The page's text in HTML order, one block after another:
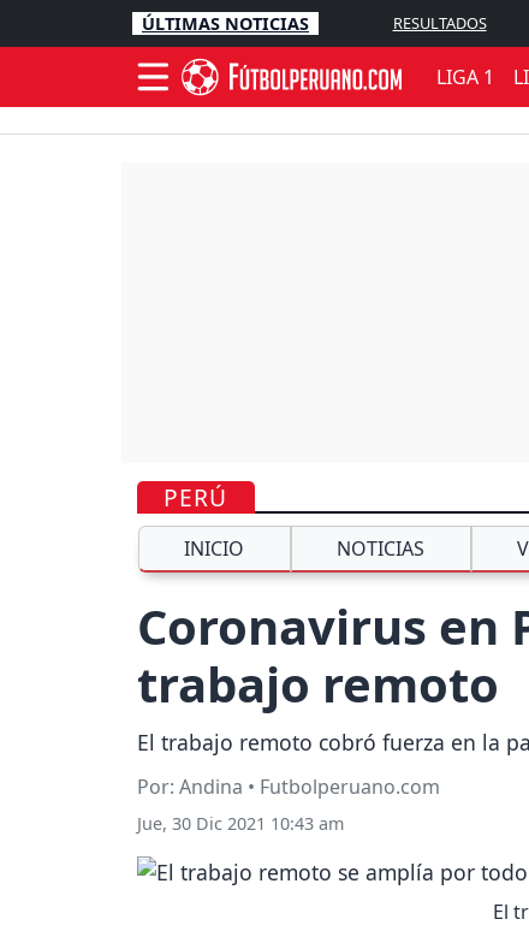
ÚLTIMAS NOTICIAS RESULTADOS
LIGA 1
PERÚ
INICIO NOTICIAS
Coronavirus en
trabajo remoto
El trabajo remoto cobró fuerza en la
Por: Andina • Futbolperuano.com
Jue, 30 Dic 2021 10:43 am
El